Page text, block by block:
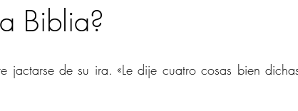
Biblia?
jactarse de su ira. «Le dije cuatro cosas bien